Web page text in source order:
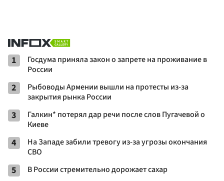
1
Госдума приняла закон о запрете на проживание в
России
2
Рыбоводы Армении вышли на протесты из-за
закрытия рынка России
3
Галкин* потерял дар речи после слов Пугачевой о
Киеве
4
На Западе забили тревогу из-за угрозы окончания
СВО
5 В России стремительно дорожает сахар